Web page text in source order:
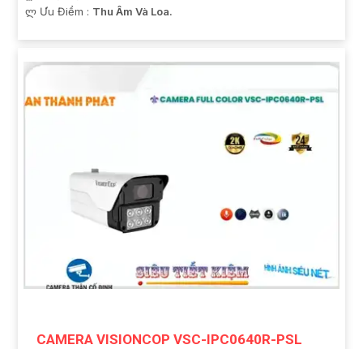
️ლ Ưu Điểm : Thu Âm Và Loa.
CAMERA VISIONCOP VSC-IPC0640R-PSL